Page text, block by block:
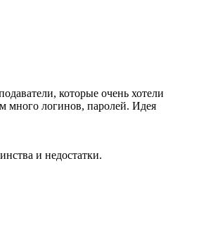
которые очень хотели
много логинов, паролей. Идея
и недостатки.